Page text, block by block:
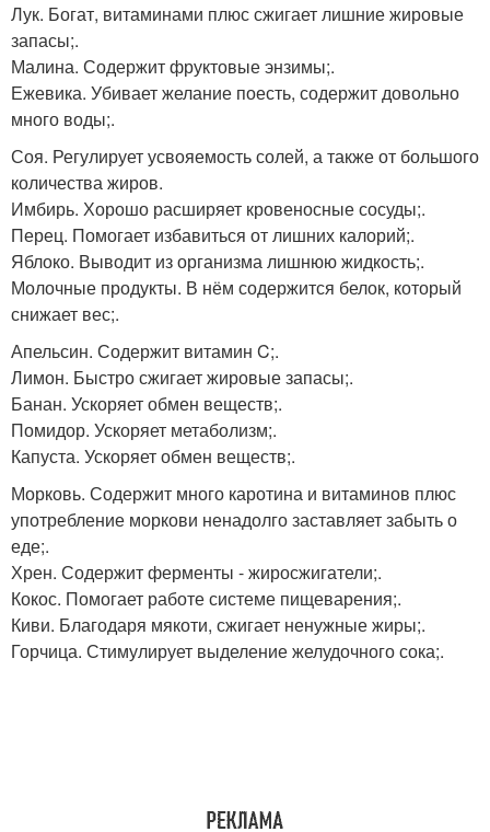
Лук. Богат, витаминами плюс сжигает лишние жировые
запасы;.
Малина. Содержит фруктовые энзимы;.
Ежевика. Убивает желание поесть, содержит довольно
много воды;.
Соя. Регулирует усвояемость солей, а также от большого
количества жиров.
Имбирь. Хорошо расширяет кровеносные сосуды;.
Перец. Помогает избавиться от лишних калорий;.
Яблоко. Выводит из организма лишнюю жидкость;.
Молочные продукты. В нём содержится белок, который
снижает вес;.
Апельсин. Содержит витамин C;.
Лимон. Быстро сжигает жировые запасы;.
Банан. Ускоряет обмен веществ;.
Помидор. Ускоряет метаболизм;.
Капуста. Ускоряет обмен веществ;.
Морковь. Содержит много каротина и витаминов плюс
употребление моркови ненадолго заставляет забыть о
еде;.
Хрен. Содержит ферменты - жиросжигатели;.
Кокос. Помогает работе системе пищеварения;.
Киви. Благодаря мякоти, сжигает ненужные жиры;.
Горчица. Стимулирует выделение желудочного сока;.